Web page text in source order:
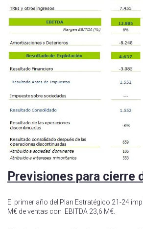
Previsiones para cierre
El primer año del Plan Estratégico 21-24
M€ de ventas con EBITDA 23,6 M€.